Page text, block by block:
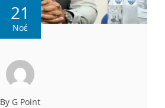
21
Νοέ
By G Point